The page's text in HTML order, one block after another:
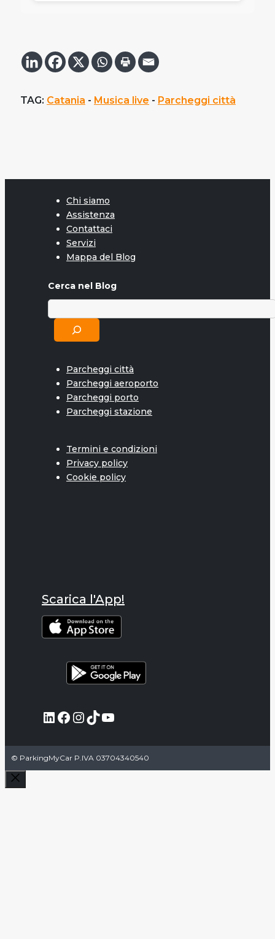
TAG: Catania - Musica live - Parcheggi città
Chi siamo
Assistenza
Contattaci
Servizi
Mappa del Blog
Cerca nel Blog
Parcheggi città
Parcheggi aeroporto
Parcheggi porto
Parcheggi stazione
Termini e condizioni
Privacy policy
Cookie policy
Scarica l'App!
LinkedIn
Facebook
Instagram
TikTok
YouTube
© ParkingMyCar P.IVA 03704340540
Chiudi